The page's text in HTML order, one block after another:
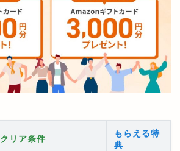
クリア条件
もらえる特
典